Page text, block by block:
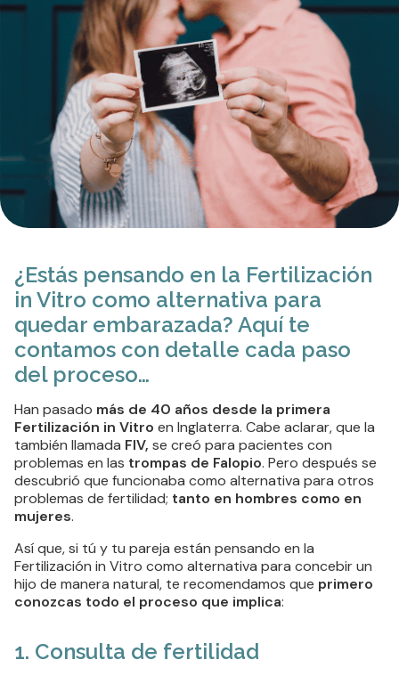
¿Estás pensando en la Fertilización
in Vitro como alternativa para
quedar embarazada? Aquí te
contamos con detalle cada paso
del proceso…
Han pasado más de 40 años desde la primera
Fertilización in Vitro en Inglaterra. Cabe aclarar, que la
también llamada FIV, se creó para pacientes con
problemas en las trompas de Falopio. Pero después se
descubrió que funcionaba como alternativa para otros
problemas de fertilidad; tanto en hombres como en
mujeres.
Así que, si tú y tu pareja están pensando en la
Fertilización in Vitro como alternativa para concebir un
hijo de manera natural, te recomendamos que primero
conozcas todo el proceso que implica:
1. Consulta de fertilidad